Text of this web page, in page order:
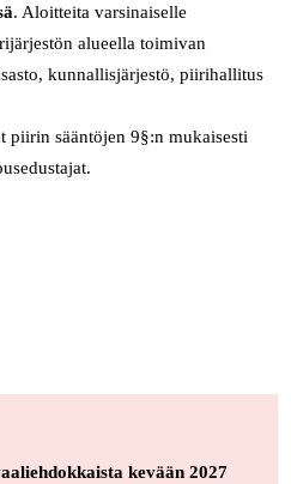
. Aloitteita varsinaiselle
alueella toimivan
kunnallisjärjestö, piirihallitus
piirin sääntöjen 9§:n mukaisesti
kevään 2027